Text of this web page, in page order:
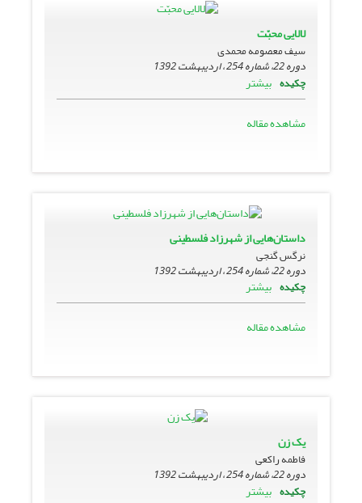
لالایی محبّت
سیف معصومه محمدی
دوره 22، شماره 254 ، اردیبهشت 1392
چکیده بیشتر
مشاهده مقاله
داستان‌هایی از شهرزاد فلسطینی
نرگس گنجی
دوره 22، شماره 254 ، اردیبهشت 1392
چکیده بیشتر
مشاهده مقاله
یک زن
فاطمه راکعی
دوره 22، شماره 254 ، اردیبهشت 1392
چکیده بیشتر